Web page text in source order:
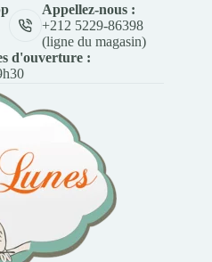
Appellez-nous :
+212 5229-86398
(ligne du magasin)
d'ouverture :